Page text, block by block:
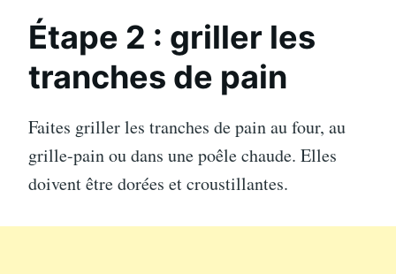
Étape 2 : griller les
tranches de pain
Faites griller les tranches de pain au four, au
grille-pain ou dans une poêle chaude. Elles
doivent être dorées et croustillantes.